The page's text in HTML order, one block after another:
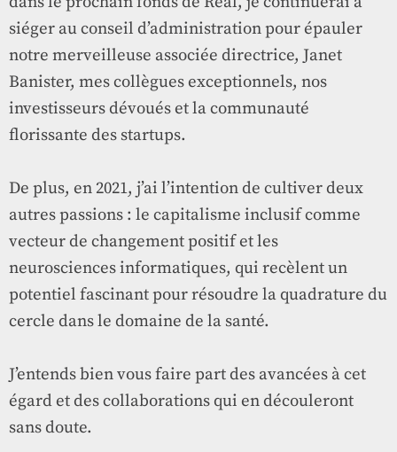
siéger au conseil d’administration pour épauler
notre merveilleuse associée directrice, Janet
Banister, mes collègues exceptionnels, nos
investisseurs dévoués et la communauté
florissante des startups.
De plus, en 2021, j’ai l’intention de cultiver deux
autres passions : le capitalisme inclusif comme
vecteur de changement positif et les
neurosciences informatiques, qui recèlent un
potentiel fascinant pour résoudre la quadrature du
cercle dans le domaine de la santé.
J’entends bien vous faire part des avancées à cet
égard et des collaborations qui en découleront
sans doute.